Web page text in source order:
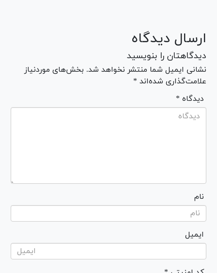
ارسال دیدگاه
دیدگاهتان را بنویسید
نشانی ایمیل شما منتشر نخواهد شد. بخش‌های موردنیاز
علامت‌گذاری شده‌اند *
* دیدگاه
نام
ایمیل